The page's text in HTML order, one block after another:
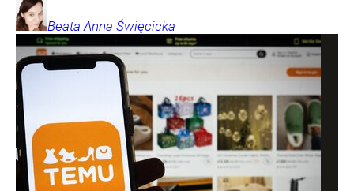
Beata Anna Święcicka